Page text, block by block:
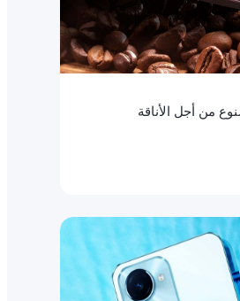
من أجل الأناقة